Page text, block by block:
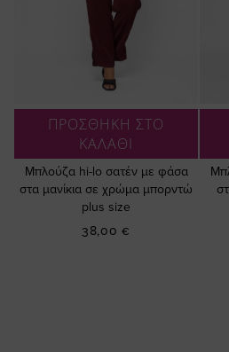
ΠΡΟΣΘΗΚΗ ΣΤΟ
ΚΑΛΑΘΙ
Μπλούζα hi-lo σατέν με φάσα
στα μανίκια σε χρώμα μπορντώ
plus size
38,00 €